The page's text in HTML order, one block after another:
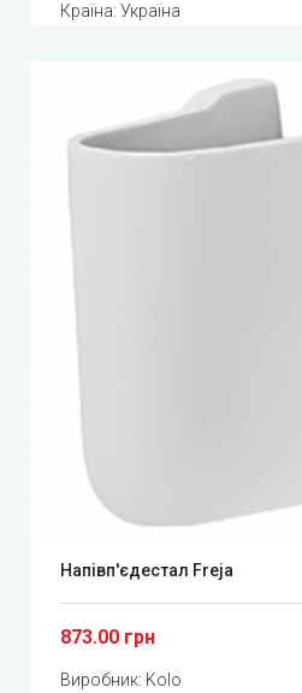
Країна: Україна
Напівп'єдестал Freja
873.00 грн
Виробник: Kolo